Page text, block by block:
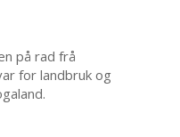
på rad frå
for landbruk og